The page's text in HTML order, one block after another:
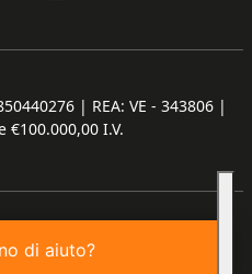
di aiuto?
| REA: VE - 343806 |
€100.000,00 I.V.